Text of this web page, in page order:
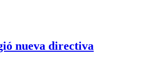
nueva directiva